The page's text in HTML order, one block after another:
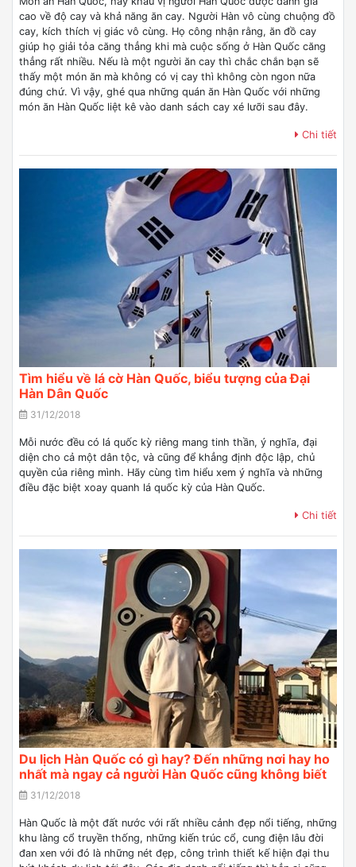
cao về độ cay và khả năng ăn cay. Người Hàn vô cùng chuộng đồ
cay, kích thích vị giác vô cùng. Họ công nhận rằng, ăn đồ cay
giúp họ giải tỏa căng thẳng khi mà cuộc sống ở Hàn Quốc căng
thẳng rất nhiều. Nếu là một người ăn cay thì chắc chắn bạn sẽ
thấy một món ăn mà không có vị cay thì không còn ngon nữa
đúng chứ. Vì vậy, ghé qua những quán ăn Hàn Quốc với những
món ăn Hàn Quốc liệt kê vào danh sách cay xé lưỡi sau đây.
Chi tiết
Tìm hiểu về lá cờ Hàn Quốc, biểu tượng của Đại
Hàn Dân Quốc
31/12/2018
Mỗi nước đều có lá quốc kỳ riêng mang tinh thần, ý nghĩa, đại
diện cho cả một dân tộc, và cũng để khẳng định độc lập, chủ
quyền của riêng mình. Hãy cùng tìm hiểu xem ý nghĩa và những
điều đặc biệt xoay quanh lá quốc kỳ của Hàn Quốc.
Chi tiết
Du lịch Hàn Quốc có gì hay? Đến những nơi hay ho
nhất mà ngay cả người Hàn Quốc cũng không biết
31/12/2018
Hàn Quốc là một đất nước với rất nhiều cảnh đẹp nổi tiếng, những
khu làng cổ truyền thống, những kiến trúc cổ, cung điện lâu đời
đan xen với đó là những nét đẹp, công trình thiết kế hiện đại thu